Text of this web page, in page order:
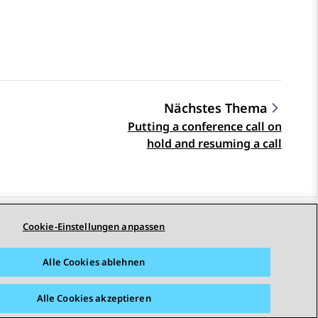
Nächstes Thema
Putting a conference call on
hold and resuming a call
© 2026 Avaya LLC
Cookie-Einstellungen anpassen
Alle Cookies ablehnen
Alle Cookies akzeptieren